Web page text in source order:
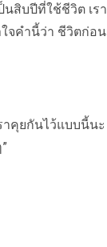
นสิบปีที่ใช้ชีวิต เ
จคำนี้ว่า ชีวิตก่อ
คุยกันไว้แบบนี้น